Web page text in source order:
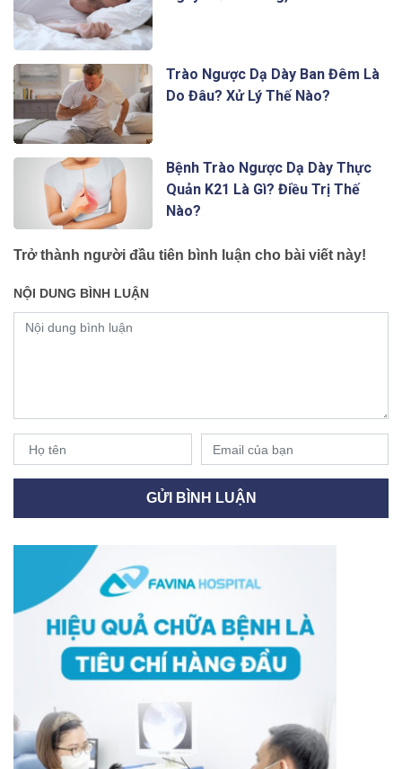
Trào Ngược Dạ Dày Ban Đêm Là
Do Đâu? Xử Lý Thế Nào?
Bệnh Trào Ngược Dạ Dày Thực
Quản K21 Là Gì? Điều Trị Thế
Nào?
Trở thành người đầu tiên bình luận cho bài viết này!
NỘI DUNG BÌNH LUẬN